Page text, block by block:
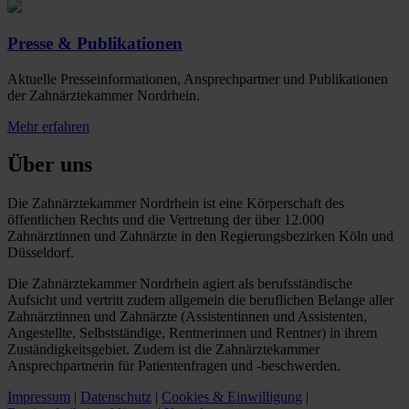
Presse & Publikationen
Aktuelle Presseinformationen, Ansprechpartner und Publikationen
der Zahnärztekammer Nordrhein.
Mehr erfahren
Über uns
Die Zahnärztekammer Nordrhein ist eine Körperschaft des
öffentlichen Rechts und die Vertretung der über 12.000
Zahnärztinnen und Zahnärzte in den Regierungsbezirken Köln und
Düsseldorf.
Die Zahnärztekammer Nordrhein agiert als berufsständische
Aufsicht und vertritt zudem allgemein die beruflichen Belange aller
Zahnärztinnen und Zahnärzte (Assistentinnen und Assistenten,
Angestellte, Selbstständige, Rentnerinnen und Rentner) in ihrem
Zuständigkeitsgebiet. Zudem ist die Zahnärztekammer
Ansprechpartnerin für Patientenfragen und -beschwerden.
Impressum | Datenschutz | Cookies & Einwilligung |